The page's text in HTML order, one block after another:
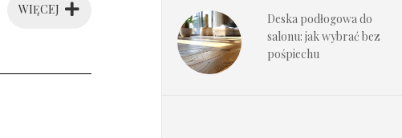
WIĘCEJ
Deska podłogowa do
salonu: jak wybrać bez
pośpiechu